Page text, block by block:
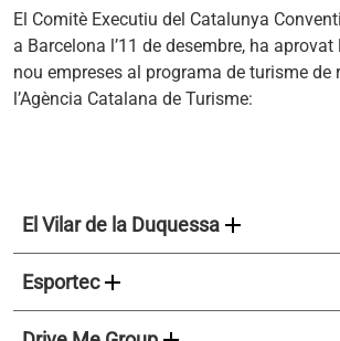
El Comitè Executiu del Catalunya
a Barcelona l’11 de desembre, ha
nou empreses al programa de turisme de
l’Agència Catalana de Turisme:
El Vilar de la Duquessa add
Esportecadd